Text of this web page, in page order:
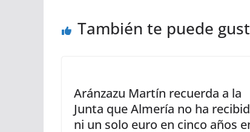
También te puede
Aránzazu Martín recuerda a la
Junta que Almería no ha
ni un solo euro en cinco años